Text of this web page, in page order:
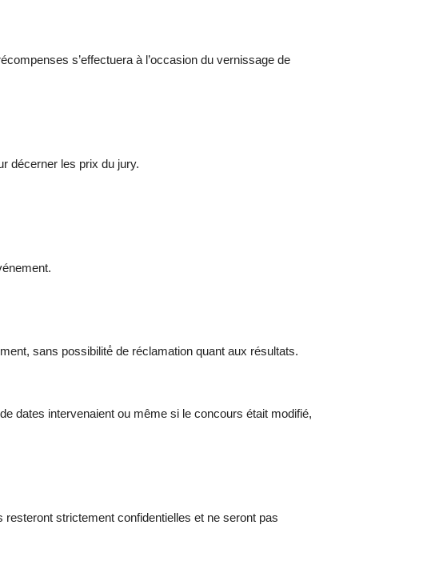
s’effectuera à l’occasion du vernissage de
décerner les prix du jury.
sans possibilité́ de réclamation quant aux résultats.
dates intervenaient ou même si le concours était modifié,
strictement confidentielles et ne seront pas